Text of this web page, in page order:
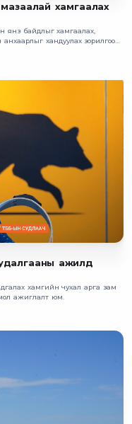
хамгаалах
янз байдлыг хамгаалах,
хандуулах зорилгоор
хүргэж байна. Уг зураг нь 2026
ажилд
хамгийн чухал арга зам
ажиглалт юм.